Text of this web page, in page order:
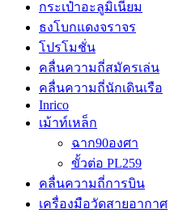
กระเป๋าอะลูมิเนียม
ธงโบกแดงจราจร
โปรโมชั่น
คลื่นความถี่สมัครเล่น
คลื่นความถี่นักเดินเรือ
Inrico
เม้าท์เหล็ก
ฉาก90องศา
ขั้วต่อ PL259
คลื่นความถี่การบิน
เครื่องมือวัดสายอากาศ